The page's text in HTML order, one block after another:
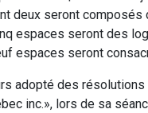
deux seront
espaces seront des
espaces seront
adopté des
inc.», lors de sa